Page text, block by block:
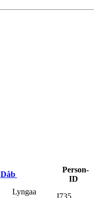
Dåb
Person-
ID
Lyngaa
I735